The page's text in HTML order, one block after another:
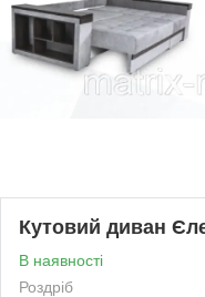
Кутовий диван
В наявності
Роздріб